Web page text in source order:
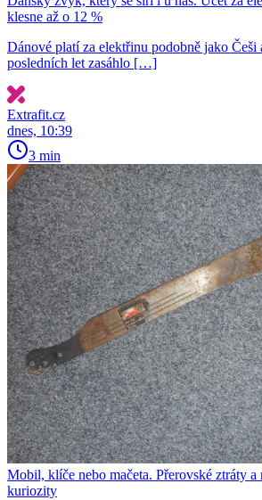
klesne až o 12 %
Dánové platí za elektřinu podobně jako Češi
posledních let zasáhlo […]
Extrafit.cz
dnes, 10:39
3 min
Mobil, klíče nebo mačeta. Přerovské ztráty a
kuriozity